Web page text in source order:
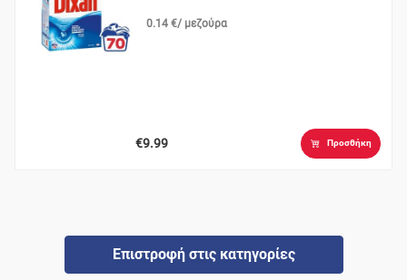
0.14 €/ μεζούρα
€9.99 Προσθήκη
Επιστροφή στις κατηγορίες